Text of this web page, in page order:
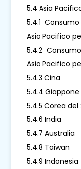
5.4 Asia
5.4.1
Asia Pacifico
5.4.2
Asia Pacifico
5.4.3 Cina
5.4.4 Giappone
5.4.5 Corea del
5.4.6 India
5.4.7 Australia
5.4.8 Taiwan
5.4.9 Indonesia